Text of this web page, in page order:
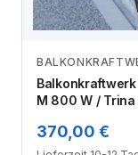
M 800 W /
Module
370,00 €